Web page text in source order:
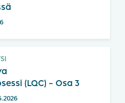
(LQC) – Osa 3